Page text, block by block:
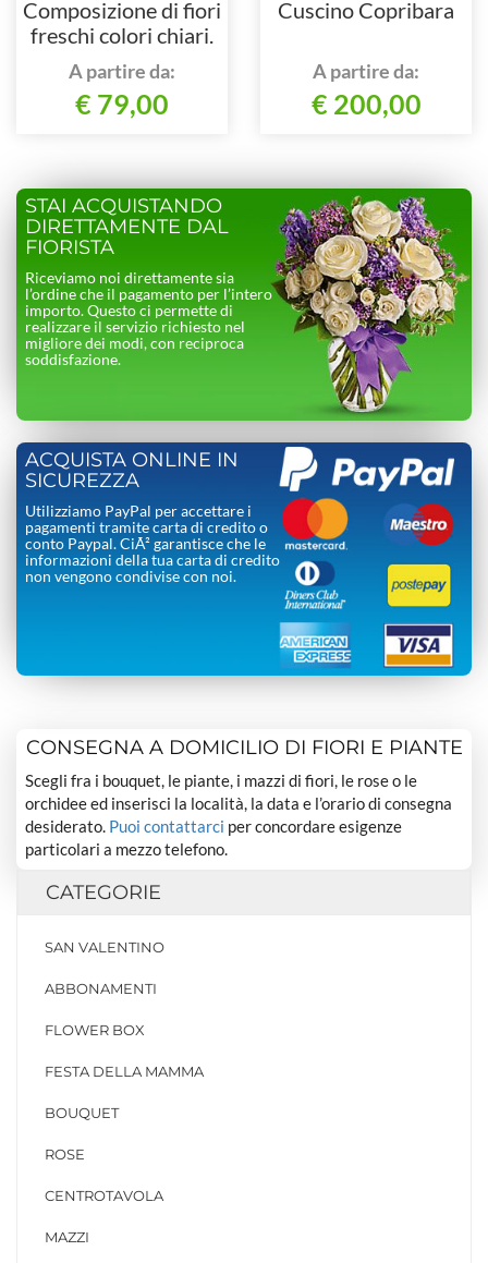
Composizione di fiori
freschi colori chiari.
A partire da:
€ 79,00
Cuscino Copribara
A partire da:
€ 200,00
STAI ACQUISTANDO
DIRETTAMENTE DAL
FIORISTA
Riceviamo noi direttamente sia
l’ordine che il pagamento per l’intero
importo. Questo ci permette di
realizzare il servizio richiesto nel
migliore dei modi, con reciproca
soddisfazione.
ACQUISTA ONLINE IN
SICUREZZA
Utilizziamo PayPal per accettare i
pagamenti tramite carta di credito o
conto Paypal. CiÃ² garantisce che le
informazioni della tua carta di credito
non vengono condivise con noi.
CONSEGNA A DOMICILIO DI FIORI E PIANTE
Scegli fra i bouquet, le piante, i mazzi di fiori, le rose o le
orchidee ed inserisci la località, la data e l’orario di consegna
desiderato. Puoi contattarci per concordare esigenze
particolari a mezzo telefono.
CATEGORIE
SAN VALENTINO
ABBONAMENTI
FLOWER BOX
FESTA DELLA MAMMA
BOUQUET
ROSE
CENTROTAVOLA
MAZZI